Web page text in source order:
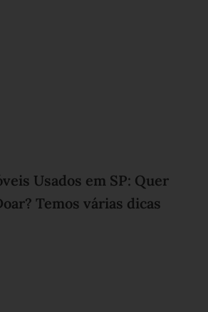
Usados em SP: Quer
Temos várias dicas